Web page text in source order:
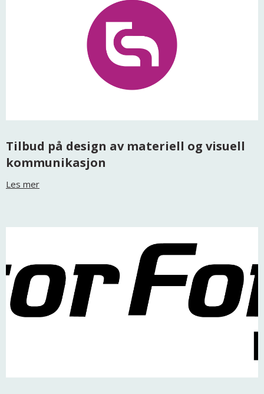
Tilbud på design av materiell og visuell
kommunikasjon
Les mer